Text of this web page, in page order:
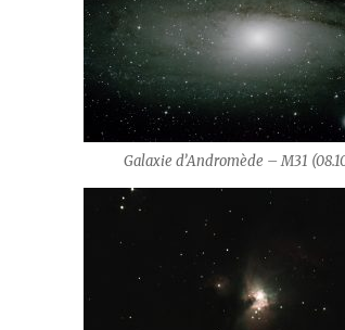
Galaxie d’Andromède – M31